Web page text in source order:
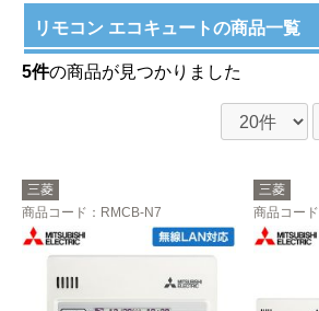
リモコン エコキュートの商品一覧
5件の商品が見つかりました
三菱
商品コード ：RMCB-N7
三菱
商品コード